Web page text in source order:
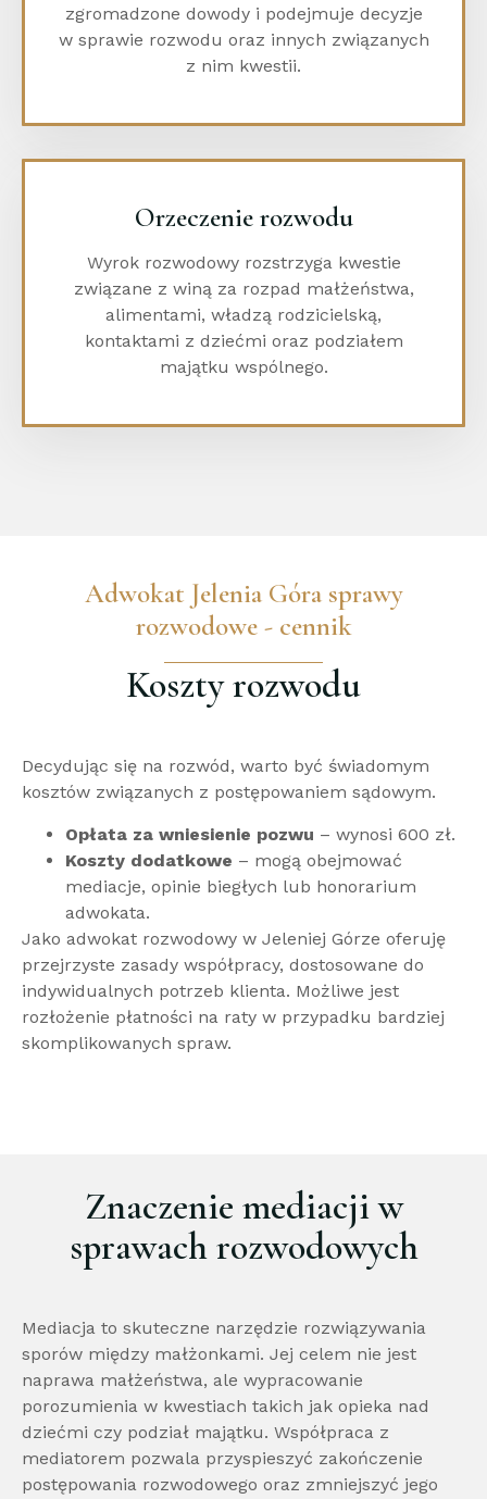
zgromadzone dowody i podejmuje decyzje
w sprawie rozwodu oraz innych związanych
z nim kwestii.
Orzeczenie rozwodu
Wyrok rozwodowy rozstrzyga kwestie
związane z winą za rozpad małżeństwa,
alimentami, władzą rodzicielską,
kontaktami z dziećmi oraz podziałem
majątku wspólnego.
Adwokat Jelenia Góra sprawy
rozwodowe - cennik
Koszty rozwodu
Decydując się na rozwód, warto być świadomym
kosztów związanych z postępowaniem sądowym.
Opłata za wniesienie pozwu – wynosi 600 zł.
Koszty dodatkowe – mogą obejmować
mediacje, opinie biegłych lub honorarium
adwokata.
Jako adwokat rozwodowy w Jeleniej Górze oferuję
przejrzyste zasady współpracy, dostosowane do
indywidualnych potrzeb klienta. Możliwe jest
rozłożenie płatności na raty w przypadku bardziej
skomplikowanych spraw.
Znaczenie mediacji w
sprawach rozwodowych
Mediacja to skuteczne narzędzie rozwiązywania
sporów między małżonkami. Jej celem nie jest
naprawa małżeństwa, ale wypracowanie
porozumienia w kwestiach takich jak opieka nad
dziećmi czy podział majątku. Współpraca z
mediatorem pozwala przyspieszyć zakończenie
postępowania rozwodowego oraz zmniejszyć jego